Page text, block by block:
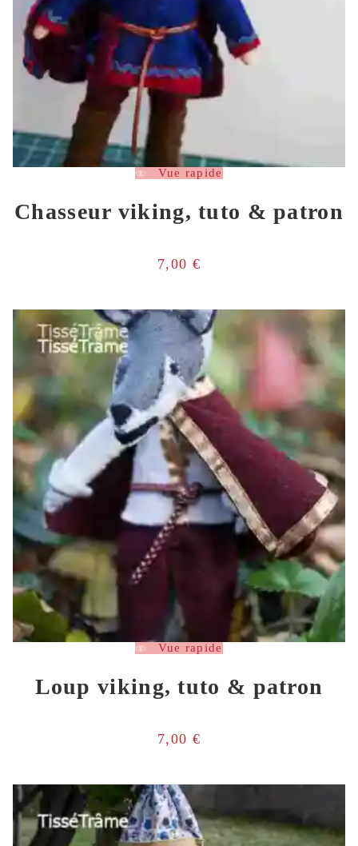
Vue rapide
Chasseur viking, tuto & patron
7,00 €
Vue rapide
Loup viking, tuto & patron
7,00 €